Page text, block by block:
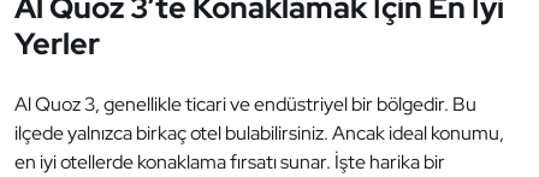
Yerler
Al Quoz 3, genellikle ticari ve endüstriyel bir bölgedir. Bu
ilçede yalnızca birkaç otel bulabilirsiniz. Ancak ideal konumu,
en iyi otellerde konaklama fırsatı sunar. İşte harika bir